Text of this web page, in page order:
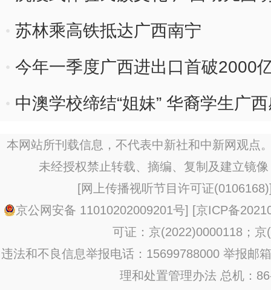
苏林乘高铁抵达广西南宁
今年一季度广西进出口首破2000
中澳学校缔结“姐妹” 华裔学生广西
本网站所刊载信息，不代表中新社和中新网观点
未经授权禁止转载、摘编、复制及建立镜
[网上传播视听节目许可证(0106168)
京公网安备 11010202009201号] [京ICP备
可证：京(2022)0000118；京
违法和不良信息举报电话：15699788000 举报邮
理和处置管理办法 总机：